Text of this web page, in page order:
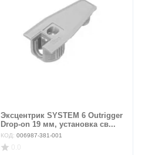
Эксцентрик SYSTEM 6 Outrigger
Drop-on 19 мм, установка св...
КОД: 006987-381-001